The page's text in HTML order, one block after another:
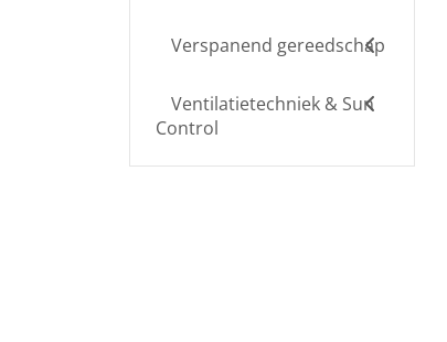
Verspanend gereedschap
Ventilatietechniek & Sun
Control